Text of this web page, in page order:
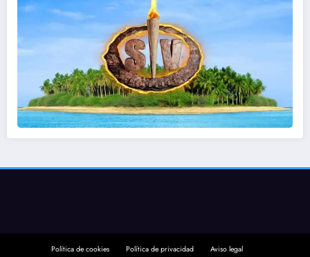
Política de cookies Política de privacidad Aviso legal